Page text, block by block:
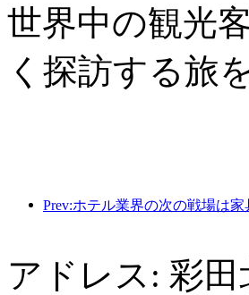
世界中の観光
く探訪する旅
アドレス: 彩田